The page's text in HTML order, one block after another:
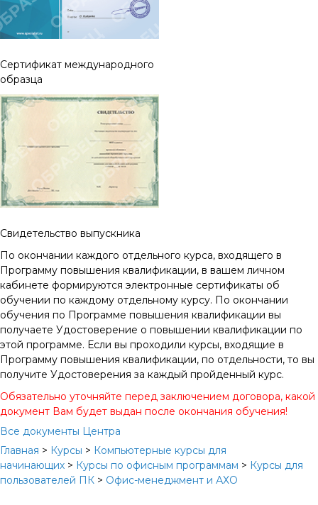
Cертификат международного
образца
Свидетельство выпускника
По окончании каждого отдельного курса, входящего в
Программу повышения квалификации, в вашем личном
кабинете формируются электронные сертификаты об
обучении по каждому отдельному курсу. По окончании
обучения по Программе повышения квалификации вы
получаете Удостоверение о повышении квалификации по
этой программе. Если вы проходили курсы, входящие в
Программу повышения квалификации, по отдельности, то вы
получите Удостоверения за каждый пройденный курс.
Обязательно уточняйте перед заключением договора, какой
документ Вам будет выдан после окончания обучения!
Все документы Центра
Главная > Курсы > Компьютерные курсы для
начинающих > Курсы по офисным программам > Курсы для
пользователей ПК > Офис-менеджмент и АХО